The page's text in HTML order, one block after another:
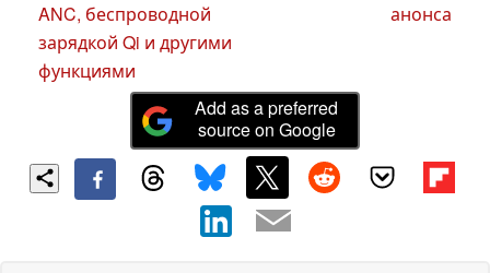
ANC, беспроводной
зарядкой Qi и другими
функциями
анонса
Add as a preferred
source on Google